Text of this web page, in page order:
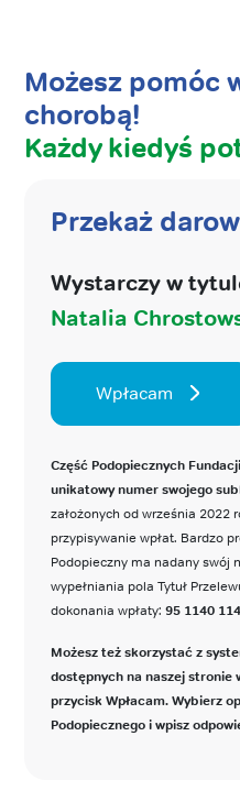
Możesz pomóc
chorobą!
Każdy kiedyś
Przekaż
Wystarczy w
Natalia
Wpłacam
Część Podopiecznych
unikatowy numer swojego
założonych od września 2022
przypisywanie wpłat. Bardzo
Podopieczny ma nadany swój
wypełniania pola Tytuł
dokonania wpłaty: 95 1140
Możesz też skorzystać z
dostępnych na naszej stronie
przycisk Wpłacam. Wybierz
Podopiecznego i wpisz